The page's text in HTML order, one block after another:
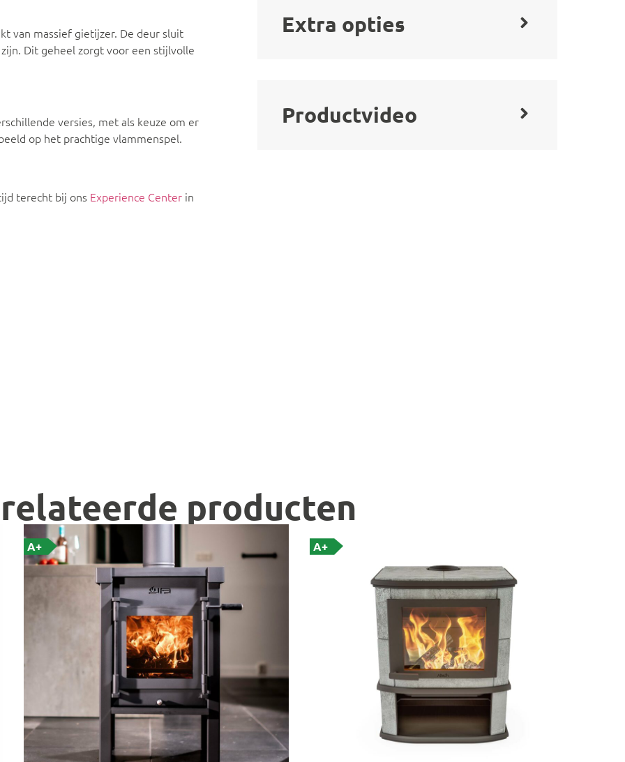
van massief gietijzer. De deur sluit
Dit geheel zorgt voor een stijlvolle
versies, met als keuze om er
op het prachtige vlammenspel.
terecht bij ons Experience Center in
Extra opties
Productvideo
producten
A+ A+